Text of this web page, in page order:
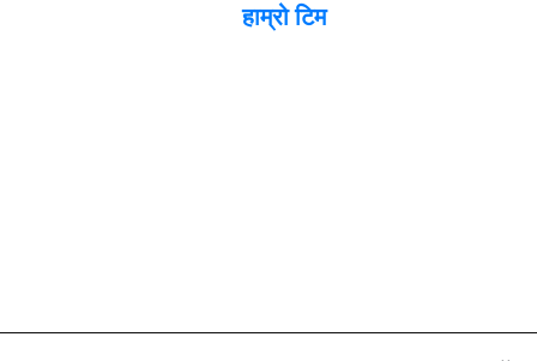
हाम्रो टिम